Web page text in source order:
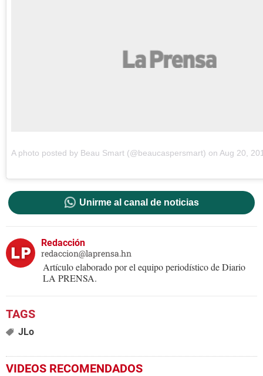
A photo posted by Beau Smart (@beaucaspersmart) on Aug 20,
Unirme al canal de noticias
Redacción
redaccion@laprensa.hn
Artículo elaborado por el equipo periodístico de Diario
LA PRENSA.
JLo
VIDEOS RECOMENDADOS